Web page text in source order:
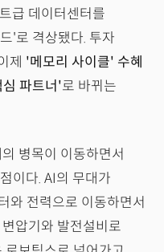
급 데이터센터를
'로 격상됐다. 투자
제 '메모리 사이클' 수혜
파트너'로 바뀌는
병목이 이동하면서
이다. AI의 무대가
와 전력으로 이동하면서
압기와 발전설비로